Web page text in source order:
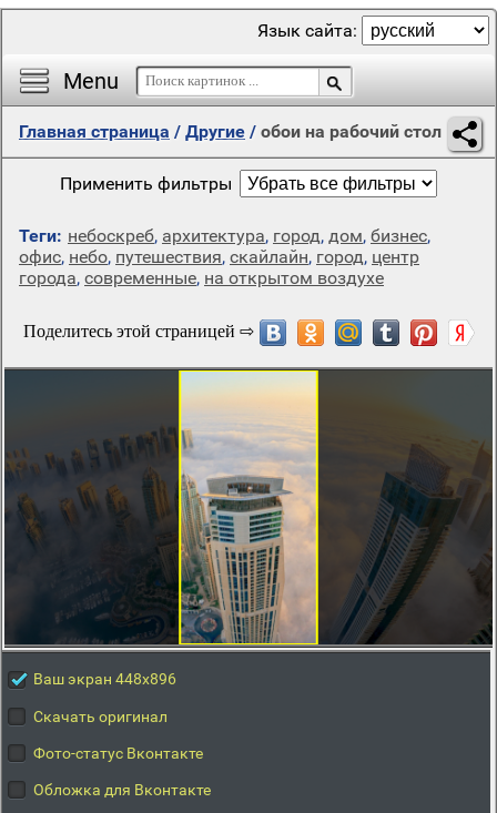
Menu
Язык сайта:
Главная страница / Другие / обои на рабочий стол
Применить фильтры
Теги: небоскреб, архитектура, город, дом, бизнес,
офис, небо, путешествия, скайлайн, город, центр
города, современные, на открытом воздухе
Ваш экран 448x896
Скачать оригинал
Фото-статус Вконтакте
Обложка для Вконтакте